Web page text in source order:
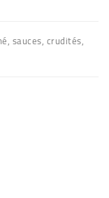
sauces, crudités,